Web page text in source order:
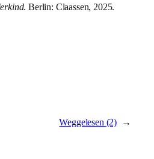
. Berlin: Claassen, 2025.
Weggelesen (2) →